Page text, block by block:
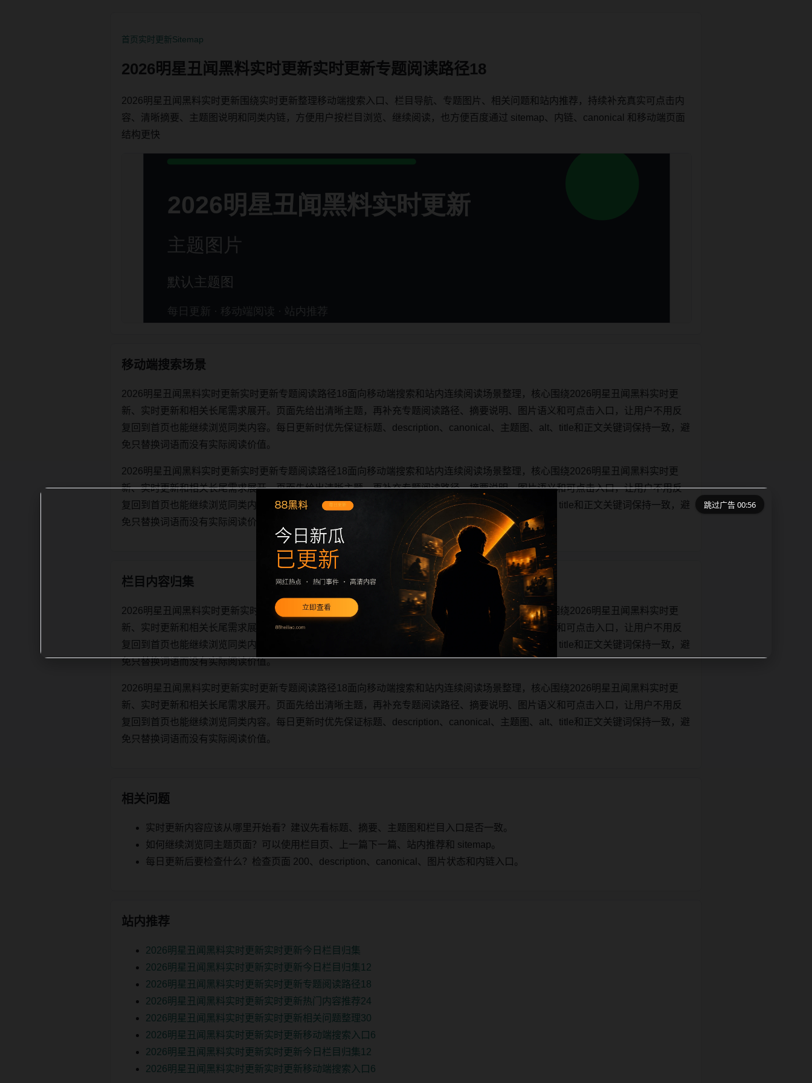
首页实时更新Sitemap
2026明星丑闻黑料实时更新实时更新专题阅读路径18
2026明星丑闻黑料实时更新围绕实时更新整理移动端搜索入口、栏目导航、专题图片、相关问题和站内推荐，持续补充真实可点击内
容、清晰摘要、主题图说明和同类内链，方便用户按栏目浏览、继续阅读，也方便百度通过 sitemap、内链、canonical 和移动端页面
结构更快
移动端搜索场景
2026明星丑闻黑料实时更新实时更新专题阅读路径18面向移动端搜索和站内连续阅读场景整理，核心围绕2026明星丑闻黑料实时更
新、实时更新和相关长尾需求展开。页面先给出清晰主题，再补充专题阅读路径、摘要说明、图片语义和可点击入口，让用户不用反
复回到首页也能继续浏览同类内容。每日更新时优先保证标题、description、canonical、主题图、alt、title和正文关键词保持一致，避
免只替换词语而没有实际阅读价值。
2026明星丑闻黑料实时更新实时更新专题阅读路径18面向移动端搜索和站内连续阅读场景整理，核心围绕2026明星丑闻黑料实时更
新、实时更新和相关长尾需求展开。页面先给出清晰主题，再补充专题阅读路径、摘要说明、图片语义和可点击入口，让用户不用反
复回到首页也能继续浏览同类内容。每日更新时优先保证标题、description、canonical、主题图、alt、title和正文关键词保持一致，避
免只替换词语而没有实际阅读价值。
栏目内容归集
2026明星丑闻黑料实时更新实时更新专题阅读路径18面向移动端搜索和站内连续阅读场景整理，核心围绕2026明星丑闻黑料实时更
新、实时更新和相关长尾需求展开。页面先给出清晰主题，再补充专题阅读路径、摘要说明、图片语义和可点击入口，让用户不用反
复回到首页也能继续浏览同类内容。每日更新时优先保证标题、description、canonical、主题图、alt、title和正文关键词保持一致，避
免只替换词语而没有实际阅读价值。
2026明星丑闻黑料实时更新实时更新专题阅读路径18面向移动端搜索和站内连续阅读场景整理，核心围绕2026明星丑闻黑料实时更
新、实时更新和相关长尾需求展开。页面先给出清晰主题，再补充专题阅读路径、摘要说明、图片语义和可点击入口，让用户不用反
复回到首页也能继续浏览同类内容。每日更新时优先保证标题、description、canonical、主题图、alt、title和正文关键词保持一致，避
免只替换词语而没有实际阅读价值。
相关问题
实时更新内容应该从哪里开始看？建议先看标题、摘要、主题图和栏目入口是否一致。
如何继续浏览同主题页面？可以使用栏目页、上一篇下一篇、站内推荐和 sitemap。
每日更新后要检查什么？检查页面 200、description、canonical、图片状态和内链入口。
站内推荐
2026明星丑闻黑料实时更新实时更新今日栏目归集
2026明星丑闻黑料实时更新实时更新今日栏目归集12
2026明星丑闻黑料实时更新实时更新专题阅读路径18
2026明星丑闻黑料实时更新实时更新热门内容推荐24
2026明星丑闻黑料实时更新实时更新相关问题整理30
2026明星丑闻黑料实时更新实时更新移动端搜索入口6
2026明星丑闻黑料实时更新实时更新今日栏目归集12
2026明星丑闻黑料实时更新实时更新移动端搜索入口6
跳过广告 00:56